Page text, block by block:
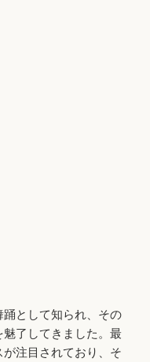
として知られ、その
了してきました。最
注目されており、そ